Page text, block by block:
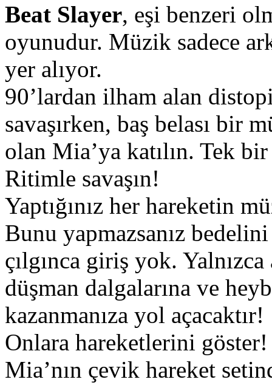
Beat Slayer, eşi benzeri
oyunudur. Müzik sadece
yer alıyor.
90’lardan ilham alan
savaşırken, baş belası bir
olan Mia’ya katılın. Tek
Ritimle savaşın!
Yaptığınız her hareketin
Bunu yapmazsanız
çılgınca giriş yok.
düşman dalgalarına ve
kazanmanıza yol açacaktır!
Onlara hareketlerini göster!
Mia’nın çevik hareket